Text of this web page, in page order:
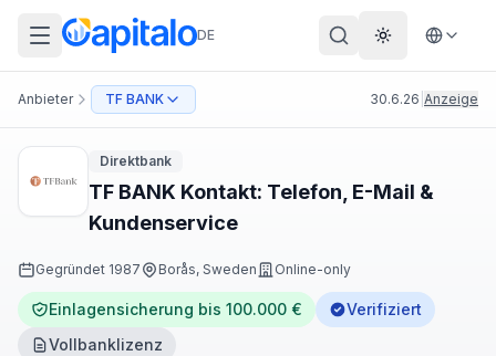
DE Theme
Anbieter TF BANK 30.6.26 Anzeige
Direktbank
TF BANK Kontakt: Telefon, E-Mail &
Kundenservice
Gegründet 1987 Borås, Sweden Online-only
Einlagensicherung bis 100.000 €
Verifiziert
Vollbanklizenz